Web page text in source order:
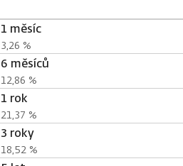
1 měsíc
3,26 %
6 měsíců
12,86 %
1 rok
21,37 %
3 roky
18,52 %